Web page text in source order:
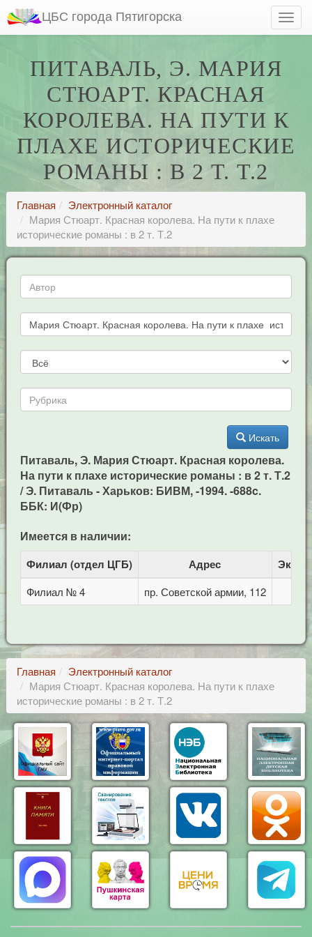
ЦБС города Пятигорска
ПИТАВАЛЬ, Э. МАРИЯ
СТЮАРТ. КРАСНАЯ
КОРОЛЕВА. НА ПУТИ К
ПЛАХЕ ИСТОРИЧЕСКИЕ
РОМАНЫ : В 2 Т. Т.2
Главная
Электронный каталог
Мария Стюарт. Красная королева. На пути к плахе
исторические романы : в 2 т. Т.2
Искать
Питаваль, Э. Мария Стюарт. Красная королева.
На пути к плахе исторические романы : в 2 т. Т.2
/ Э. Питаваль - Харьков: БИВМ, -1994. -688c.
ББК: И(Фр)
Имеется в наличии:
Филиал (отдел ЦГБ) Адрес
Филиал № 4 пр. Советской армии, 112
Главная
Электронный каталог
Мария Стюарт. Красная королева. На пути к плахе
исторические романы : в 2 т. Т.2